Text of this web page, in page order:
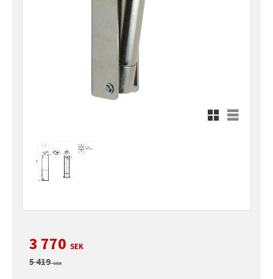
Rutnätsvy
Listvy
Nedsatt pris:
3 770 SEK
Ordinarie pris:
5 419SEK